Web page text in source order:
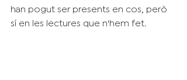
han pogut ser presents en cos, però
sí en les lectures que n'hem fet.